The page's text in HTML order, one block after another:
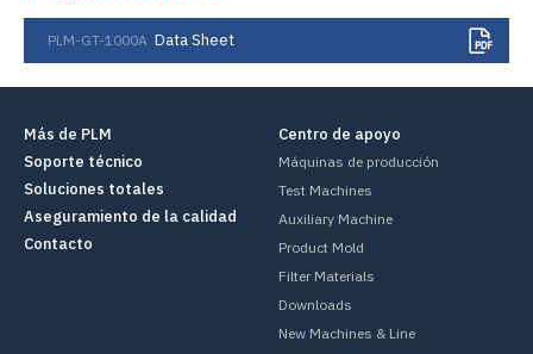
PLM-GT-1000A Data Sheet
Centro de apoyo
Máquinas de producción
Test Machines
Auxiliary Machine
Product Mold
Filter Materials
Downloads
New Machines & Line
Más de PLM
Soporte técnico
Soluciones totales
Aseguramiento de la calidad
Contacto